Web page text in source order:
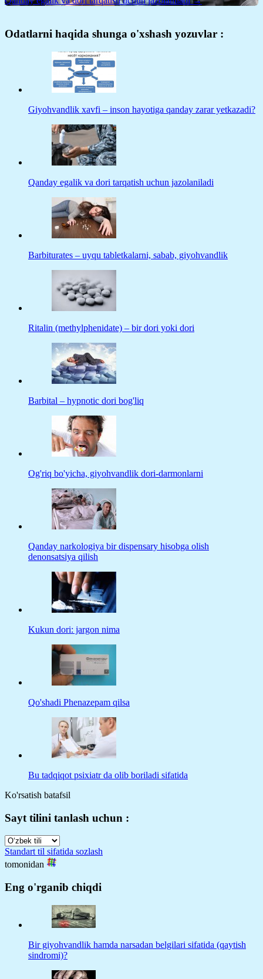
Odatlarni haqida shunga o'xshash yozuvlar :
Giyohvandlik xavfi – inson hayotiga qanday zarar yetkazadi?
Qanday egalik va dori tarqatish uchun jazolaniladi
Barbiturates – uyqu tabletkalarni, sabab, giyohvandlik
Ritalin (methylphenidate) – bir dori yoki dori
Barbital – hypnotic dori bog'liq
Og'riq bo'yicha, giyohvandlik dori-darmonlarni
Qanday narkologiya bir dispensary hisobga olish
denonsatsiya qilish
Kukun dori: jargon nima
Qo'shadi Phenazepam qilsa
Bu tadqiqot psixiatr da olib boriladi sifatida
Ko'rsatish batafsil
Sayt tilini tanlash uchun :
Standart til sifatida sozlash
tomonidan
Eng o'rganib chiqdi
Bir giyohvandlik hamda narsadan belgilari sifatida (qaytish
sindromi)?